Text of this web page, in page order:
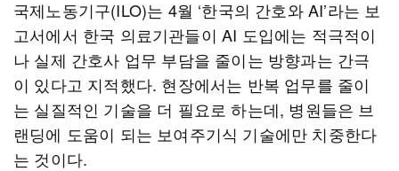
국제노동기구(ILO)는 4월 ‘한국의 간호와 AI’라는 보
고서에서 한국 의료기관들이 AI 도입에는 적극적이
나 실제 간호사 업무 부담을 줄이는 방향과는 간극
이 있다고 지적했다. 현장에서는 반복 업무를 줄이
는 실질적인 기술을 더 필요로 하는데, 병원들은 브
랜딩에 도움이 되는 보여주기식 기술에만 치중한다
는 것이다.